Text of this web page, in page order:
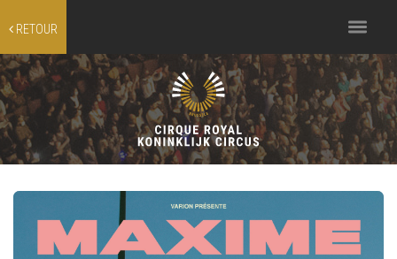
RETOUR
Toggle
navigation